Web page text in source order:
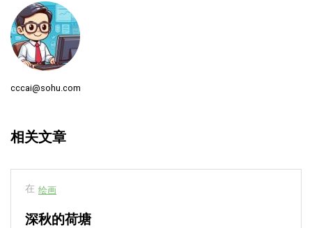
cccai@sohu.com
相关文章
在 绘画
深秋的荷塘